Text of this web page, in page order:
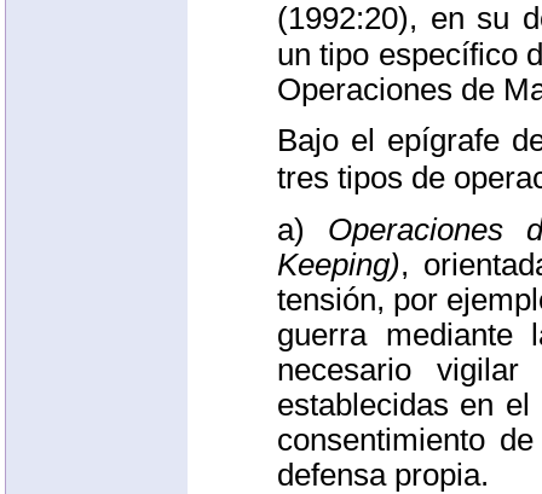
(1992:20), en su
un tipo específico
Operaciones de
Bajo el epígrafe
tres tipos de
a) Operaciones
Keeping),
tensión, por
guerra
necesario
establecidas en
consentimiento
defensa propia.